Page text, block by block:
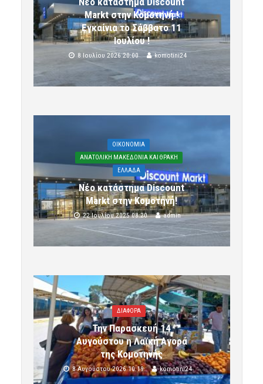
Markt στην Κομοτηνή !
Εγκαίνια το Σάββατο 11
Ιουλίου !
8 Ιουλίου 2026 20:00 komotini24
OIKONOMIA
ΑΝΑΤΟΛΙΚΗ ΜΑΚΕΔΟΝΙΑ ΚΑΙ ΘΡΑΚΗ
ΕΛΛΑΔΑ
Νέο κατάστημα Discount
Markt στην Κομοτηνή!
22 Ιουλίου 2025 08:20 admin
ΔΙΑΦΟΡΑ
Την Παρασκευή 14
Αυγούστου η Λαϊκή Αγορά
της Κομοτηνής
8 Αυγούστου 2026 10:19 komotini24